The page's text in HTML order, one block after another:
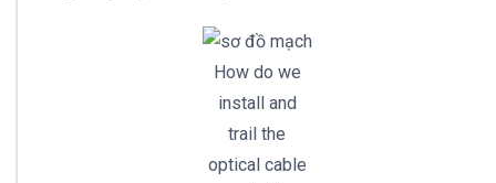
How do we
install and
trail the
optical cable